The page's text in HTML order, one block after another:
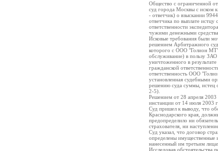
Общество с ограниченной
суд города Москвы с иском
- ответчик) о взыскании
ответчика по выплате истцу
ответственности
чужими денежными
Исковые требования были
решением Арбитражного
которого с ООО "Голион МТ"
обслуживание) в пользу
уничтоженного в
гражданской
ответственность ООО
установленная судебными
решению суда суммы, истец
2-5).
Решением от 28 апреля 2003
инстанции от 14 июля 2003
Суд пришел к выводу, что
Краснодарского края,
предопределило ни
страхователя, ни
Суд указал, что договор
определены имущественные
нанесенный им третьим
Исследовав обстоятельства